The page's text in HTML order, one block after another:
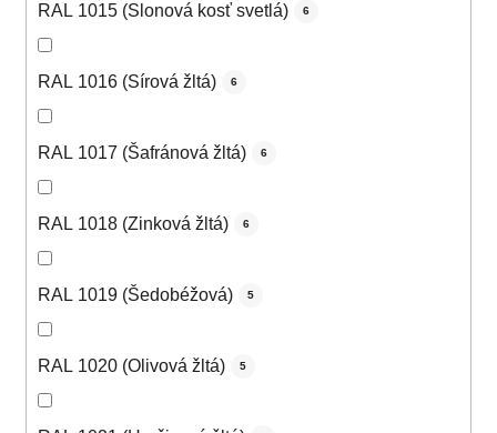
RAL 1015 (Slonová kosť svetlá) 6
RAL 1016 (Sírová žltá) 6
RAL 1017 (Šafránová žltá) 6
RAL 1018 (Zinková žltá) 6
RAL 1019 (Šedobéžová) 5
RAL 1020 (Olivová žltá) 5